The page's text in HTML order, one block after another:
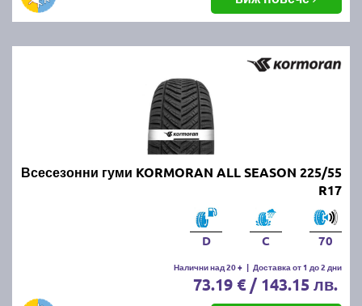
Всесезонни гуми KORMORAN ALL SEASON 225/55
R17
D C 70
Налични над 20 + | Доставка от 1 до 2 дни
73.19 € / 143.15 лв.